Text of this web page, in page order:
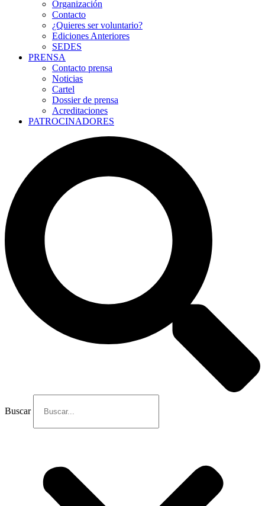
Organización
Contacto
¿Quieres ser voluntario?
Ediciones Anteriores
SEDES
PRENSA
Contacto prensa
Noticias
Cartel
Dossier de prensa
Acreditaciones
PATROCINADORES
Buscar